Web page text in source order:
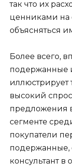
так что их
ценниками на
объясняться
Более всего,
подержанные
иллюстрирует
высокий
предложения
сегменте
покупатели
подержанные,
консультант в